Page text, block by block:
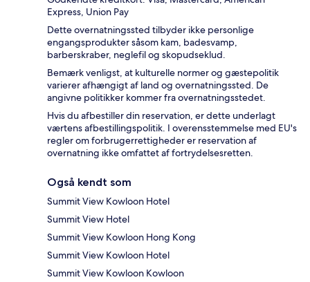
Express, Union Pay
Dette overnatningssted tilbyder ikke personlige
engangsprodukter såsom kam, badesvamp,
barberskraber, neglefil og skopudseklud.
Bemærk venligst, at kulturelle normer og gæstepolitik
varierer afhængigt af land og overnatningssted. De
angivne politikker kommer fra overnatningsstedet.
Hvis du afbestiller din reservation, er dette underlagt
værtens afbestillingspolitik. I overensstemmelse med EU's
regler om forbrugerrettigheder er reservation af
overnatning ikke omfattet af fortrydelsesretten.
Også kendt som
Summit View Kowloon Hotel
Summit View Hotel
Summit View Kowloon Hong Kong
Summit View Kowloon Hotel
Summit View Kowloon Kowloon